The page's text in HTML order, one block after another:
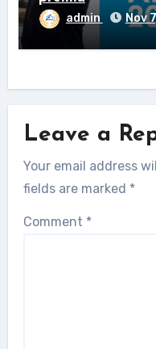
admin Nov
Leave a
Your email address
fields are marked *
Comment *